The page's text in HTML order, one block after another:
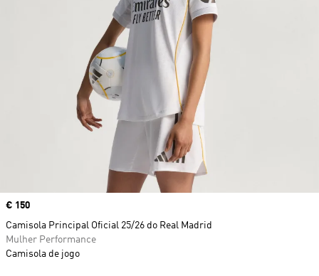
Price
€ 150
Camisola Principal Oficial 25/26 do Real Madrid
Mulher Performance
Camisola de jogo